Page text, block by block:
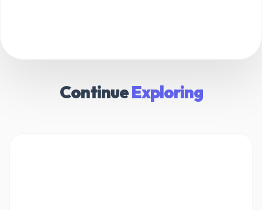
ContinueExploring